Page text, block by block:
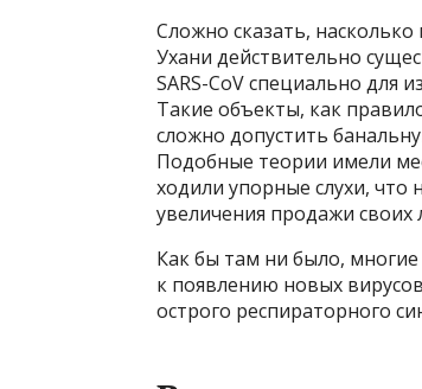
Сложно сказать,
Ухани действительно
SARS-CoV специально
Такие объекты, как
сложно допустить
Подобные теории имели
ходили упорные слухи, что
увеличения продажи своих
Как бы там ни было,
к появлению новых
острого респираторного